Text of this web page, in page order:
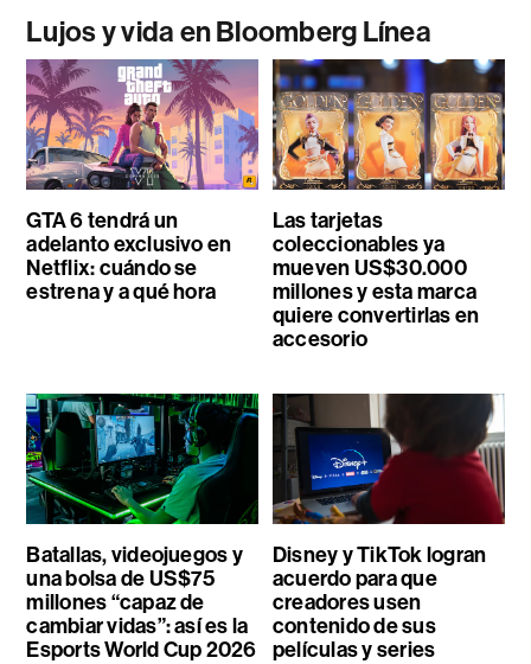
Lujos y vida en Bloomberg Línea
GTA 6 tendrá un
adelanto exclusivo en
Netflix: cuándo se
estrena y a qué hora
Las tarjetas
coleccionables ya
mueven US$30.000
millones y esta marca
quiere convertirlas en
accesorio
Batallas, videojuegos y
una bolsa de US$75
millones “capaz de
cambiar vidas”: así es la
Esports World Cup 2026
Disney y TikTok logran
acuerdo para que
creadores usen
contenido de sus
películas y series